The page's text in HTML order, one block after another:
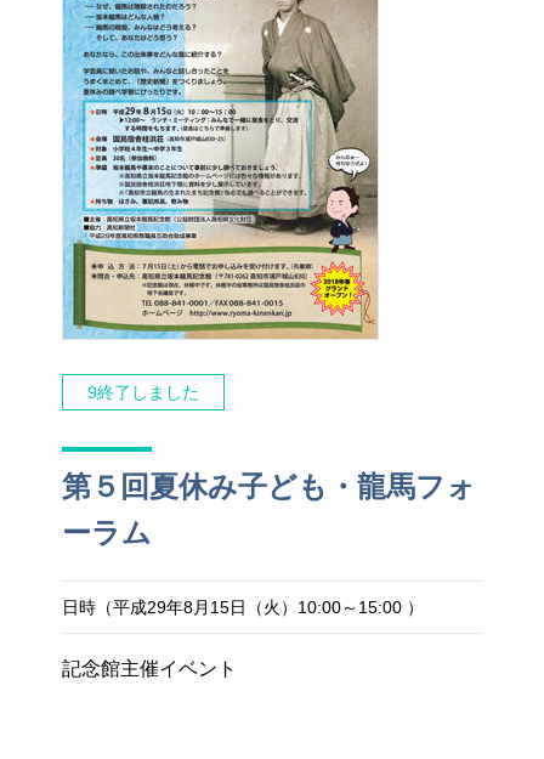
9終了しました
第５回夏休み子ども・龍馬フォ
ーラム
日時（平成29年8月15日（火）10:00～15:00 ）
記念館主催イベント